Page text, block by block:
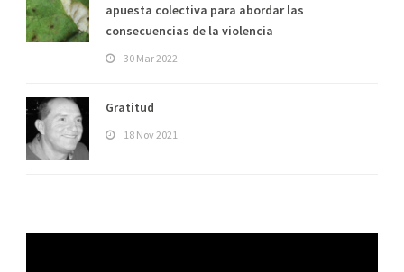
apuesta colectiva para abordar las
consecuencias de la violencia
30 Mar 2022
Gratitud
18 Nov 2021